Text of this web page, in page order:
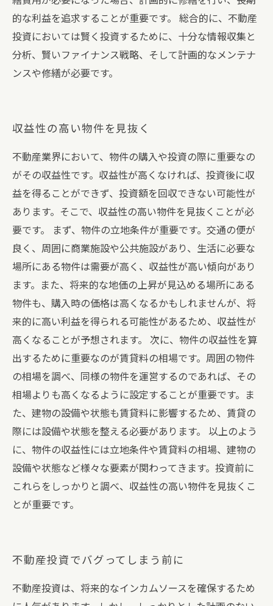
的な利益を追求することが重要です。 総合的に、不動産
投資においては賢く投資するために、十分な情報収集と
分析、賢いファイナンス戦略、そして計画的なメンテナ
ンスや修繕が必要です。
収益性の高い物件を見抜く
不動産業界において、物件の購入や投資の際に重要なの
がその収益性です。収益性が高くなければ、投資後に収
益を得ることができず、投資額を回収できない可能性が
あります。そこで、収益性の高い物件を見抜くことが必
要です。 まず、物件の立地条件が重要です。交通の便が
良く、周囲に商業施設や公共施設があり、生活に必要な
場所にある物件は需要が高く、収益性が高い傾向があり
ます。また、将来的な地価の上昇が見込める場所にある
物件も、購入時の価格は高くなるかもしれませんが、将
来的に高い利益を得られる可能性があるため、収益性が
高くなることが予想されます。 次に、物件の収益性を算
出するために重要なのが賃貸料の相場です。周囲の物件
の相場を調べ、同様の物件を運営するのであれば、その
相場よりも高くなるように設定することが重要です。ま
た、建物の設備や状態も賃貸料に影響するため、賃貸の
際には設備や状態を整える必要があります。 以上のよう
に、物件の収益性には立地条件や賃貸料の相場、建物の
設備や状態など様々な要素が関わってきます。投資前に
これらをしっかりと調べ、収益性の高い物件を見抜くこ
とが重要です。
不動産投資でバグってしまう前に
不動産投資は、将来的なインカムソースを確保するため